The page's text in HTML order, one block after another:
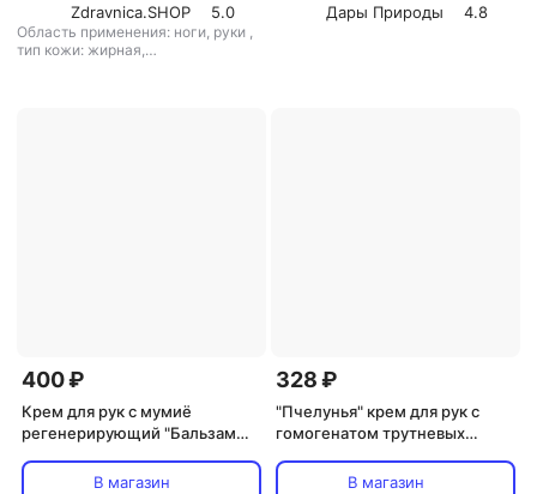
Zdravnica.SHOP
5.0
Область применения: ноги, руки ,
тип кожи: жирная,
Дары Природы
4.8
400 ₽
Крем для рук с мумиё
регенерирующий "Бальзам
В магазин
328 ₽
"Пчелунья" крем для рук с
гомогенатом трутневых
В магазин